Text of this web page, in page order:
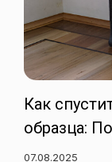
Как
образца:
07.08.2025